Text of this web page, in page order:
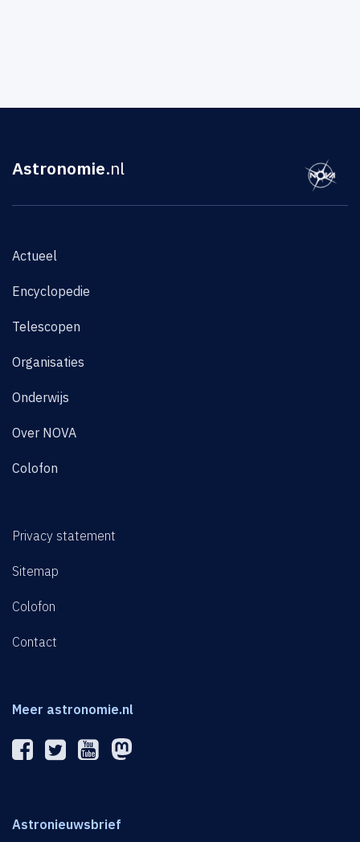
Astronomie.nl
Actueel
Encyclopedie
Telescopen
Organisaties
Onderwijs
Over NOVA
Colofon
Privacy statement
Sitemap
Colofon
Contact
Meer astronomie.nl
Astronieuwsbrief